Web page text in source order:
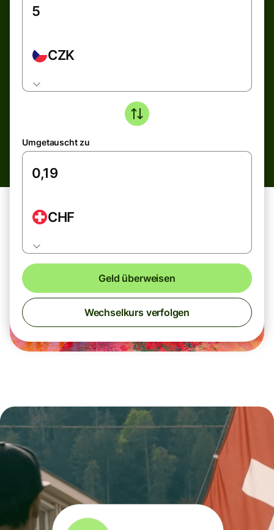
CZK
Umgetauscht zu
CHF
Geld überweisen
Wechselkurs verfolgen